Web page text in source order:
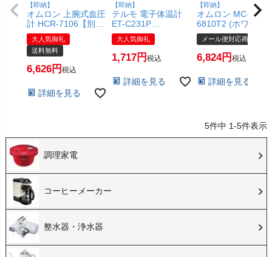
【即納】
オムロン 上腕式血圧
計 HCR-7106【別途
延長保証契約可能】
【宅配便送料無料】
(6049508)
大人気御礼
送料無料
6,626 税込
詳細を見る
【即納】
テルモ 電子体温計
ET-C231P
(6048938)【SBT】
大人気御礼
1,717 税込
詳細を見る
【即納】
オムロン MC-
6810T2 (ホワイト)
電子体温計 けんお
くん 予測式【メー
便対応商品】
【SBT】(6055742)
メール便対応商品
6,824 税込
詳細を見る
5件中 1-5件表示
調理家電
コーヒーメーカー
整水器・浄水器